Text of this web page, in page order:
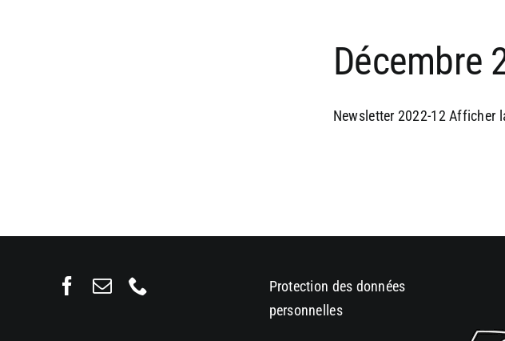
Décembre
Newsletter 2022-12 Afficher
Protection des données
personnelles